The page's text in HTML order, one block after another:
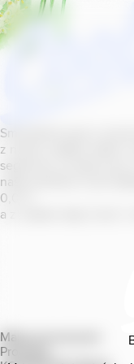
Smícháním piva s
z našich sládků
segmentu na bázi piva
naše portfolio Cool
0
a z nealko řady Cool+
Mapa provozoven
Produkty